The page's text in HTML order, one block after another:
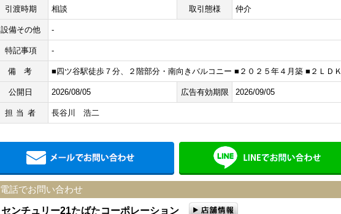
引渡時期 相談 取引態様 仲介
設備その他 -
特記事項 -
備考 ■四ツ谷駅徒歩７分、２階部分・南向きバルコニー ■２０２５年４月築 ■２ＬＤＫ
公開日 2026/08/05 広告有効期限 2026/09/05
担当者 長谷川 浩二
メールでお問い合わせ
電話でお問い合わせ
センチュリー21たばたコーポレーション